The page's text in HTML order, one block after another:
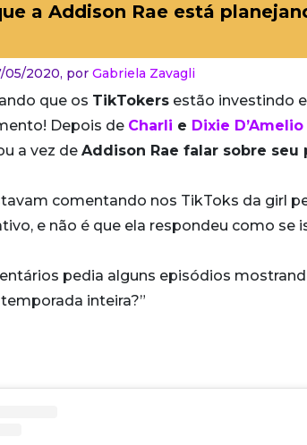
a Addison Rae está
05/2020, por Gabriela Zavagli
que os TikTokers estão investindo
Depois de Charli e Dixie D’Amelio
a vez de Addison Rae falar sobre
comentando nos TikToks da girl
e não é que ela respondeu como se
pedia alguns episódios
inteira?”